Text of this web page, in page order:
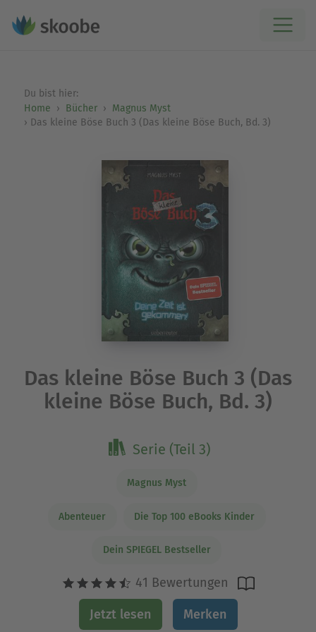
Du bist hier:
Home
Bücher
Magnus Myst
Das kleine Böse Buch 3 (Das kleine Böse Buch, Bd. 3)
Das kleine Böse Buch 3 (Das
kleine Böse Buch, Bd. 3)
Serie (Teil 3)
Magnus Myst
Abenteuer Die Top 100 eBooks Kinder
Dein SPIEGEL Bestseller
41 Bewertungen
Jetzt lesen Merken